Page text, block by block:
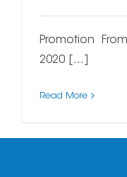
Promotion
2020 [...]
Read More